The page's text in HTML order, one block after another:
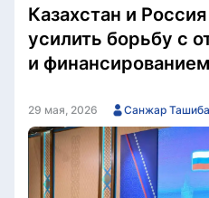
Спорт
Видео
Мир
Послание
Казахстан и
усилить борьбу с
и
29 мая, 2026 Санжар